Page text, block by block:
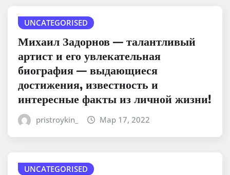
UNCATEGORISED
Михаил Задорнов — талантливый
артист и его увлекательная
биография — выдающиеся
достижения, известность и
интересные факты из личной жизни!
pristroykin_ Мар 17, 2022
UNCATEGORISED